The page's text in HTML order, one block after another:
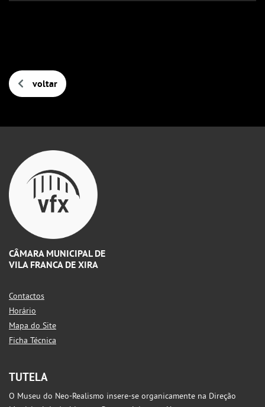
voltar
CÂMARA MUNICIPAL DE
VILA FRANCA DE XIRA
Contactos
Horário
Mapa do Site
Ficha Técnica
TUTELA
O Museu do Neo-Realismo insere-se organicamente na Direção